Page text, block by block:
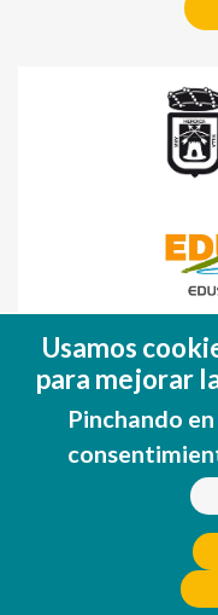
(FEDER)
Una
Usamos
para mejorar
Pinchando